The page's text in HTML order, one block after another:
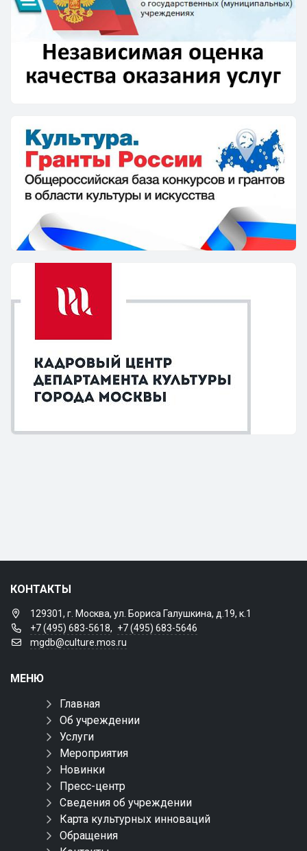
КОНТАКТЫ
129301, г. Москва, ул. Бориса Галушкина, д.19, к.1
+7 (495) 683-5618, +7 (495) 683-5646
mgdb@culture.mos.ru
МЕНЮ
Главная
Об учреждении
Услуги
Мероприятия
Новинки
Пресс-центр
Сведения об учреждении
Карта культурных инноваций
Обращения